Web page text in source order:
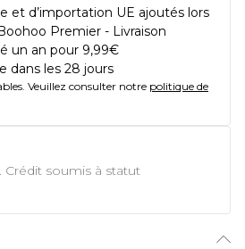
et d’importation UE ajoutés lors
Premier - Livraison
un an pour 9,99€
dans les 28 jours
Veuillez consulter notre politique de
Crédit soumis à statut